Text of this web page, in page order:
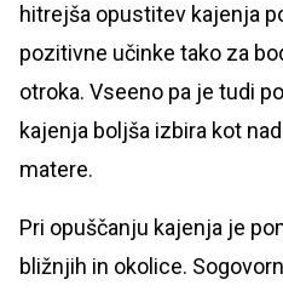
hitrejša opustitev kajenja
pozitivne učinke tako za
otroka. Vseeno pa je tudi
kajenja boljša izbira kot
matere.
Pri opuščanju kajenja je
bližnjih in okolice.